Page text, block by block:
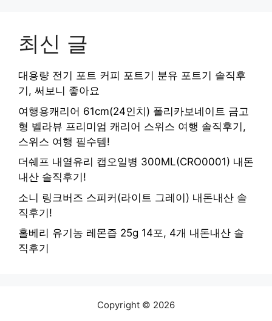
최신 글
대용량 전기 포트 커피 포트기 분유 포트기 솔직후
기, 써보니 좋아요
여행용캐리어 61cm(24인치) 폴리카보네이트 금고
형 벨라뷰 프리미엄 캐리어 스위스 여행 솔직후기,
스위스 여행 필수템!
더쉐프 내열유리 캡오일병 300ML(CRO0001) 내돈
내산 솔직후기!
소니 링크버즈 스피커(라이트 그레이) 내돈내산 솔
직후기!
홀베리 유기농 레몬즙 25g 14포, 4개 내돈내산 솔
직후기
Copyright © 2026